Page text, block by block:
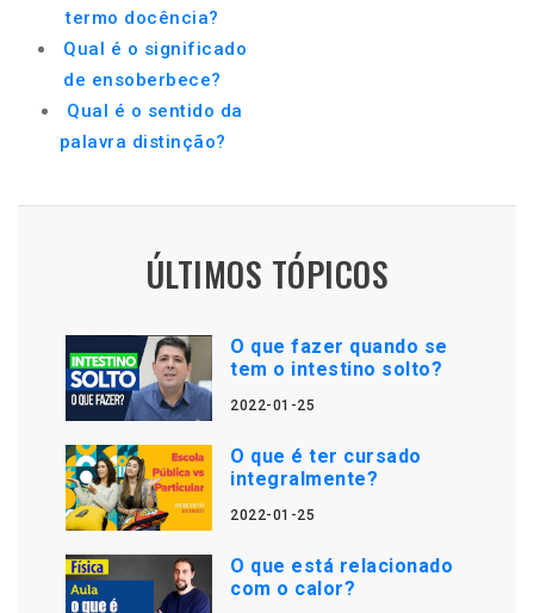
termo docência?
Qual é o significado
de ensoberbece?
Qual é o sentido da
palavra distinção?
ÚLTIMOS TÓPICOS
O que fazer quando se
tem o intestino solto?
2022-01-25
O que é ter cursado
integralmente?
2022-01-25
O que está relacionado
com o calor?